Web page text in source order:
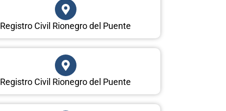
Registro Civil Rionegro del Puente
Registro Civil Rionegro del Puente